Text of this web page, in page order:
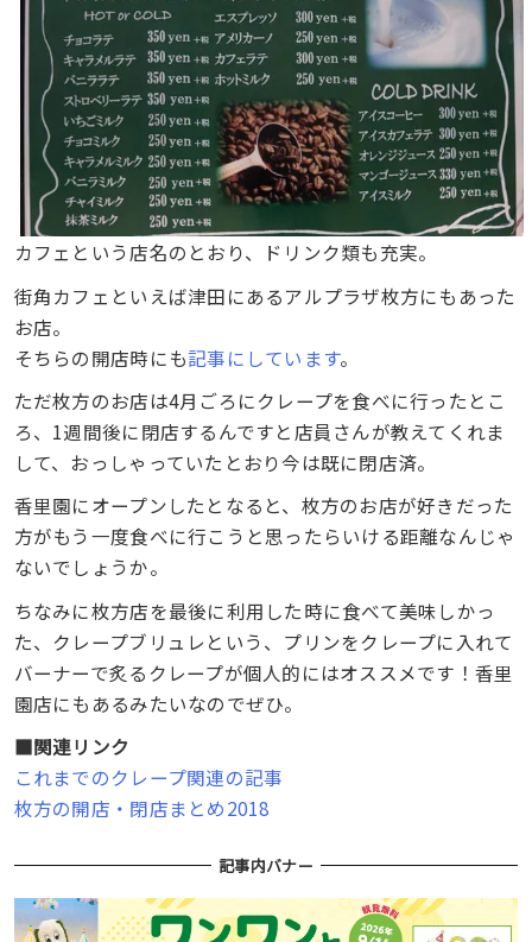
カフェという店名のとおり、ドリンク類も充実。
街角カフェといえば津田にあるアルプラザ枚方にもあった
お店。
そちらの開店時にも記事にしています。
ただ枚方のお店は4月ごろにクレープを食べに行ったとこ
ろ、1週間後に閉店するんですと店員さんが教えてくれま
して、おっしゃっていたとおり今は既に閉店済。
香里園にオープンしたとなると、枚方のお店が好きだった
方がもう一度食べに行こうと思ったらいける距離なんじゃ
ないでしょうか。
ちなみに枚方店を最後に利用した時に食べて美味しかっ
た、クレープブリュレという、プリンをクレープに入れて
バーナーで炙るクレープが個人的にはオススメです！香里
園店にもあるみたいなのでぜひ。
■関連リンク
これまでのクレープ関連の記事
枚方の開店・閉店まとめ2018
記事内バナー